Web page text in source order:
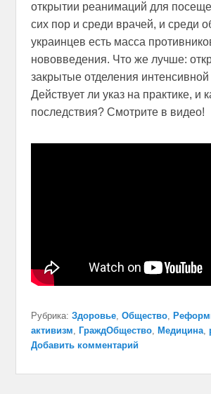
открытии реанимаций для
сих пор и среди врачей, и среди
украинцев есть масса
нововведения. Что же лучше:
закрытые отделения
Действует ли указ на практике, и
последствия? Смотрите в видео!
Рубрика: Здоровье, Общество,
активизм, ГраждОбщество, Медицина,
Добавить комментарий